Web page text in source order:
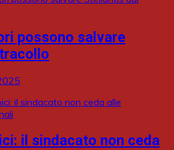
possono salvare
il sindacato non ceda